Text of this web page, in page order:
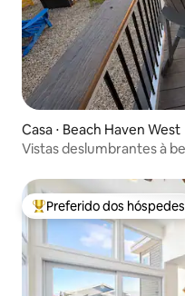
Casa ⋅ Beach Haven West
Vistas deslumbrantes à
Entre os melhores
Preferido dos hóspedes